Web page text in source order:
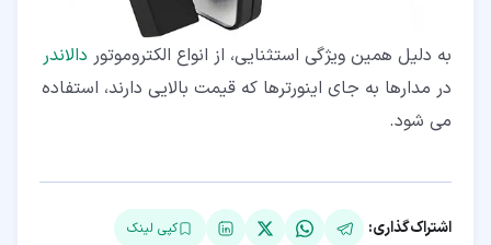
به دلیل همین ویژگی استثنایی، از انواع الکتروموتور دالاندر
در مدارها به جای اینورترها که قیمت بالایی دارند، استفاده
می شود.
اشتراک‌گذاری: کپی لینک